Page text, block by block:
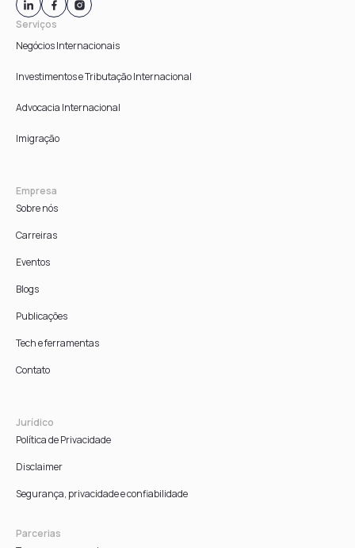
Serviços
Negócios Internacionais
Investimentos e Tributação Internacional
Advocacia Internacional
Imigração
Empresa
Sobre nós
Carreiras
Eventos
Blogs
Publicações
Tech e ferramentas
Contato
Jurídico
Política de Privacidade
Disclaimer
Segurança, privacidade e confiabilidade
Parcerias